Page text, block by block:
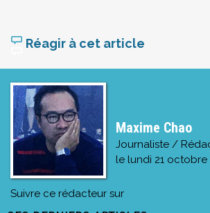
Réagir à cet article
Maxime Chao
Journaliste /
le lundi 21 octobre
Suivre ce rédacteur sur